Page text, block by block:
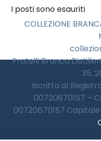
I posti sono esauriti
COLLEZIONE
Fratelli Branca
35,
Iscritta al
00720670157 –
00720670157 Capitale